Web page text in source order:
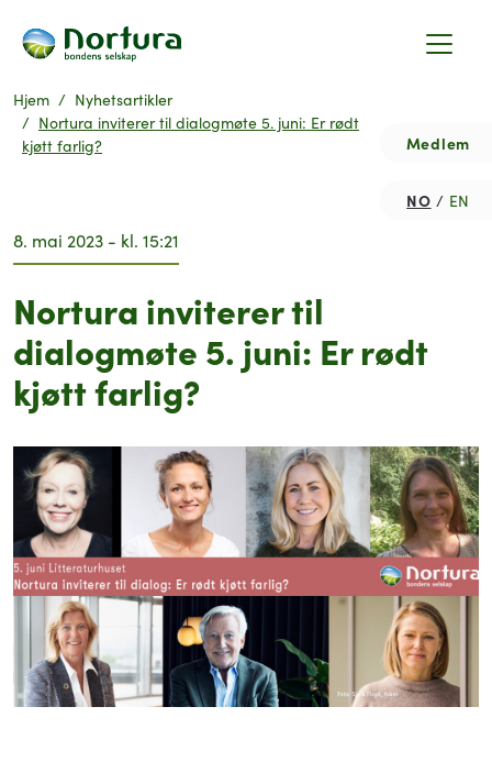
Medlem
NO EN
Hjem
Nyhetsartikler
Nortura inviterer til dialogmøte 5. juni: Er rødt
kjøtt farlig?
8. mai 2023 - kl. 15:21
Nortura inviterer til
dialogmøte 5. juni: Er rødt
kjøtt farlig?